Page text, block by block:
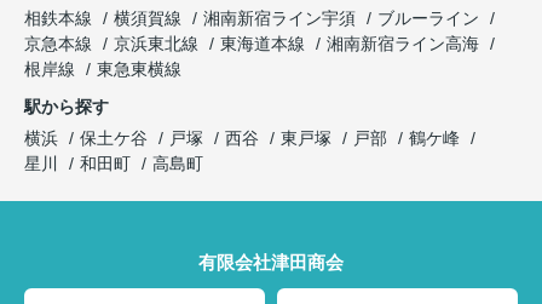
相鉄本線
横須賀線 湘南新宿ライン宇須
ブルーライン
京急本線
京浜東北線 東海道本線
湘南新宿ライン高海
根岸線
東急東横線
駅から探す
横浜
保土ケ谷 戸塚 西谷 東戸塚 戸部
鶴ケ峰
星川
和田町 高島町
有限会社津田商会